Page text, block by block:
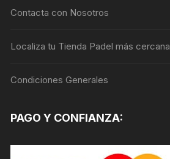
de
Contacta con Nosotros
Localiza tu Tienda Padel más cercana
Condiciones Generales
PAGO Y CONFIANZA: